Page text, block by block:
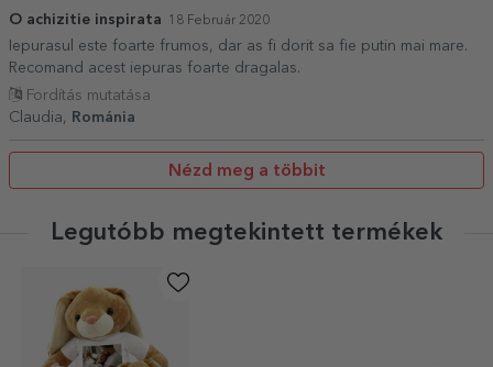
O achizitie inspirata 18 Február 2020
Iepurasul este foarte frumos, dar as fi dorit sa fie putin mai mare.
Recomand acest iepuras foarte dragalas.
Fordítás mutatása
Claudia,
Románia
Nézd meg a többit
Legutóbb megtekintett termékek